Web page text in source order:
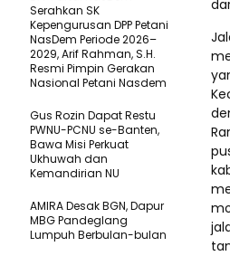
Serahkan SK
Kepengurusan DPP Petani
NasDem Periode 2026–
2029, Arif Rahman, S.H.
Resmi Pimpin Gerakan
Nasional Petani Nasdem
Gus Rozin Dapat Restu
PWNU-PCNU se-Banten,
Bawa Misi Perkuat
Ukhuwah dan
Kemandirian NU
AMIRA Desak BGN, Dapur
MBG Pandeglang
Lumpuh Berbulan-bulan